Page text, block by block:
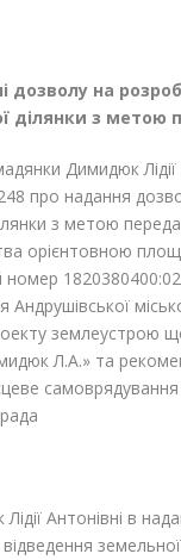
дозволу на
ділянки з метою
Димидюк
про надання
з метою
орієнтовною
номер
Андрушівської
землеустрою
Л.А.» та
Антонівні в